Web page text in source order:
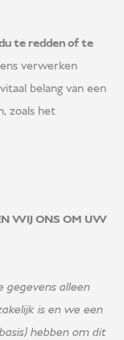
te redden of te
verwerken
belang van een
zoals het
WIJ ONS OM UW
alleen
is en we een
hebben om dit